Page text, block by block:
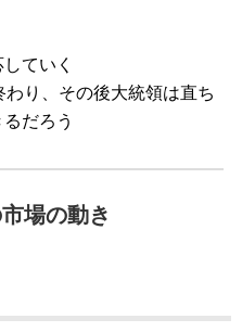
ていく
り、その後大統領は直ち
だろう
場の動き